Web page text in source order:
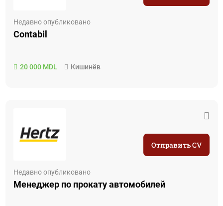
Недавно опубликовано
Contabil
20 000 MDL Кишинёв
Недавно опубликовано
Менеджер по прокату автомобилей
Отправить CV